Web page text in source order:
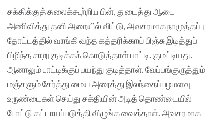
சக்திக்குத் தலைக்கூற்றிய பின், துடைத்து ஆடை
அணிவித்து தனி அறையில் விட்டு, அவசரமாக நாமுத்தப்பு
தோட்டத்தில் வாங்கி வந்த கத்தரிக்காய் பிஞ்சு இடித்துப்
பிழிந்த சாறு குடிக்கக் கொடுத்தாள் பாட்டி. குமட்டியது.
ஆனாலும் பாட்டிக்குப் பயந்து குடித்தாள். வேப்பங்குருத்தும்
மஞ்சளும் சேர்த்து மைய அரைத்து இலந்தைப்பழமளவு
உருண்டைகள் செய்து சக்தியின் அடித் தொண்டையில்
போட்டு கட்டாயப்படுத்தி விழுங்க வைத்தாள். அவசரமாக